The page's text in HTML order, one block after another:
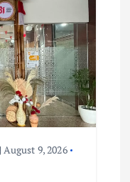
August 9, 2026